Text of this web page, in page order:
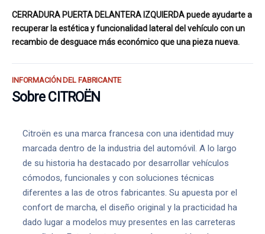
CERRADURA PUERTA DELANTERA IZQUIERDA puede ayudarte a
recuperar la estética y funcionalidad lateral del vehículo con un
recambio de desguace más económico que una pieza nueva.
INFORMACIÓN DEL FABRICANTE
Sobre CITROËN
Citroën es una marca francesa con una identidad muy
marcada dentro de la industria del automóvil. A lo largo
de su historia ha destacado por desarrollar vehículos
cómodos, funcionales y con soluciones técnicas
diferentes a las de otros fabricantes. Su apuesta por el
confort de marcha, el diseño original y la practicidad ha
dado lugar a modelos muy presentes en las carreteras